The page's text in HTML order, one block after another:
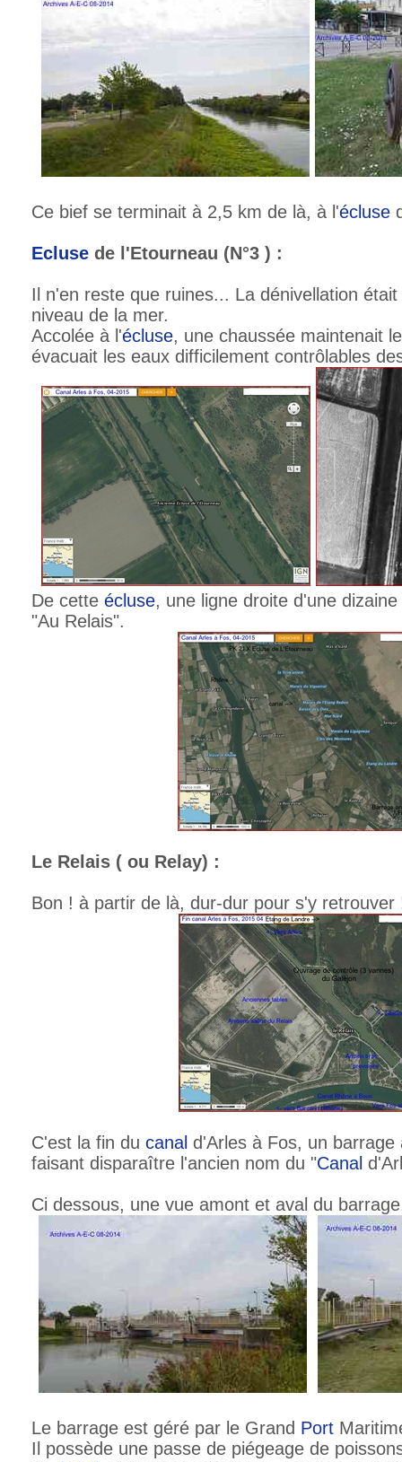
Ce bief se terminait à 2,5 km de là, à l'écluse
Ecluse de l'Etourneau (N°3 ) :
Il n'en reste que ruines... La dénivellation
niveau de la mer.
Accolée à l'écluse, une chaussée maintenait
évacuait les eaux difficilement contrôlables
De cette écluse, une ligne droite d'une
"Au Relais".
Le Relais ( ou Relay) :
Bon ! à partir de là, dur-dur pour s'y retrouver
C'est la fin du canal d'Arles à Fos, un barrage
faisant disparaître l'ancien nom du "Canal
Ci dessous, une vue amont et aval du
Le barrage est géré par le Grand Port
Il possède une passe de piégeage de